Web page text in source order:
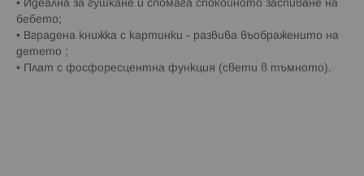
• Идеална за гушкане и спомага спокойното заспиване на
бебето;
• Вградена книжка с картинки - развива въображенито на
детето ;
• Плат с фосфоресцентна функция (свети в тъмното).